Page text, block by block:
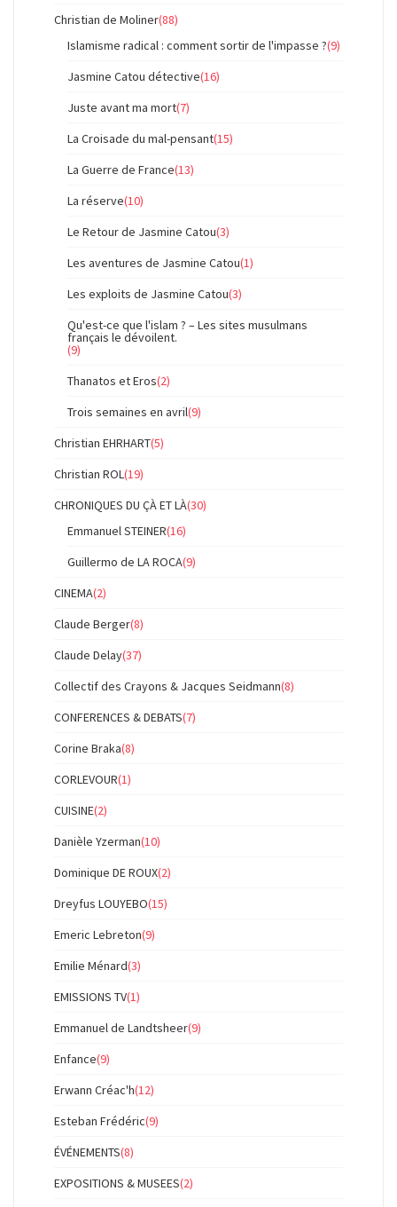
Christian de Moliner(88)
Islamisme radical : comment sortir de l'impasse ?(9)
Jasmine Catou détective(16)
Juste avant ma mort(7)
La Croisade du mal-pensant(15)
La Guerre de France(13)
La réserve(10)
Le Retour de Jasmine Catou(3)
Les aventures de Jasmine Catou(1)
Les exploits de Jasmine Catou(3)
Qu'est-ce que l'islam ? – Les sites musulmans
français le dévoilent.
(9)
Thanatos et Eros(2)
Trois semaines en avril(9)
Christian EHRHART(5)
Christian ROL(19)
CHRONIQUES DU ÇÀ ET LÀ(30)
Emmanuel STEINER(16)
Guillermo de LA ROCA(9)
CINEMA(2)
Claude Berger(8)
Claude Delay(37)
Collectif des Crayons & Jacques Seidmann(8)
CONFERENCES & DEBATS(7)
Corine Braka(8)
CORLEVOUR(1)
CUISINE(2)
Danièle Yzerman(10)
Dominique DE ROUX(2)
Dreyfus LOUYEBO(15)
Emeric Lebreton(9)
Emilie Ménard(3)
EMISSIONS TV(1)
Emmanuel de Landtsheer(9)
Enfance(9)
Erwann Créac'h(12)
Esteban Frédéric(9)
ÉVÉNEMENTS(8)
EXPOSITIONS & MUSEES(2)